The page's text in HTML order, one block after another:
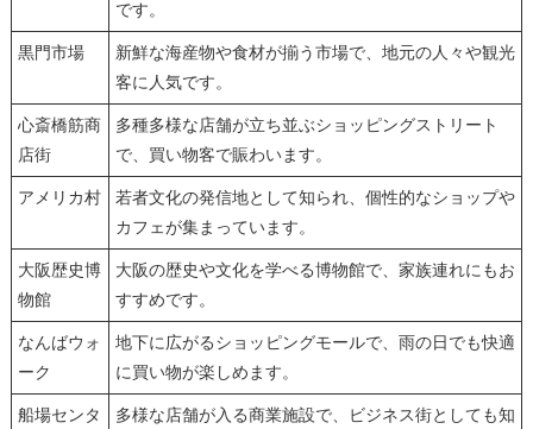
です。
黒門市場
新鮮な海産物や食材が揃う市場で、地元の人々や観光
客に人気です。
心斎橋筋商
店街
多種多様な店舗が立ち並ぶショッピングストリート
で、買い物客で賑わいます。
アメリカ村
若者文化の発信地として知られ、個性的なショップや
カフェが集まっています。
大阪歴史博
物館
大阪の歴史や文化を学べる博物館で、家族連れにもお
すすめです。
なんばウォ
ーク
地下に広がるショッピングモールで、雨の日でも快適
に買い物が楽しめます。
船場センタ
多様な店舗が入る商業施設で、ビジネス街としても知